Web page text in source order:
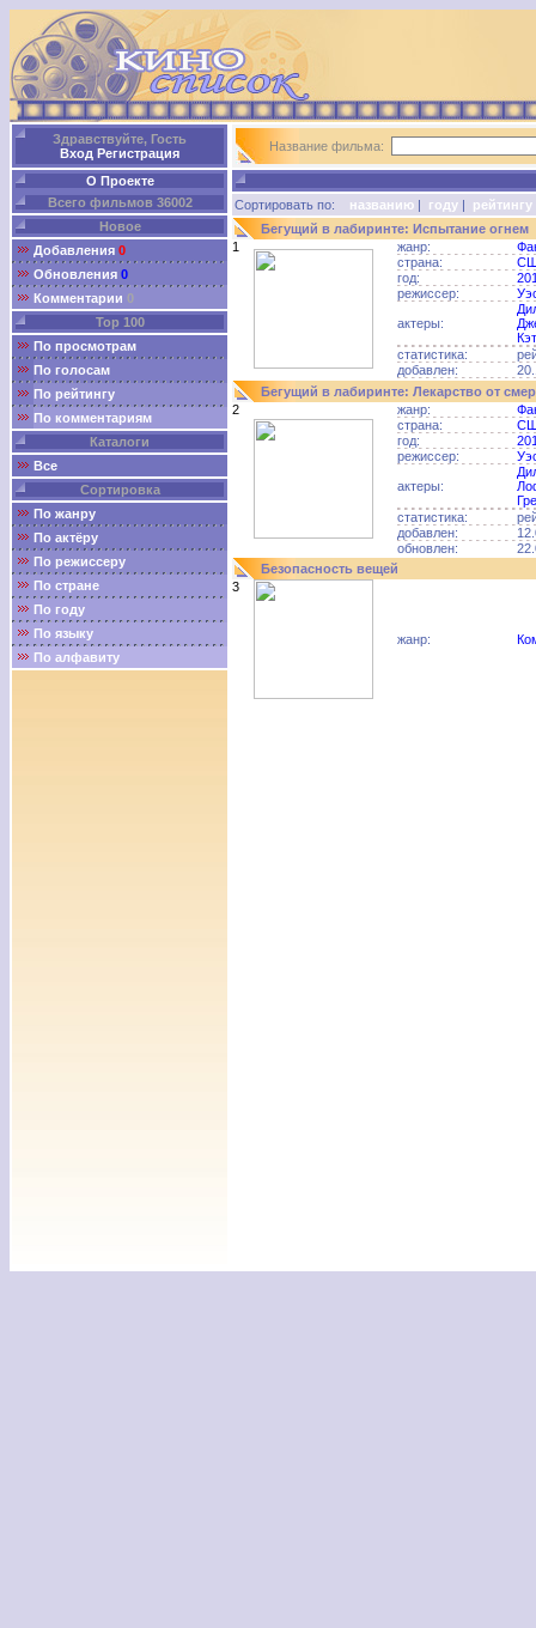
Здравствуйте, Гость
Вход Регистрация
О Проекте
Всего фильмов 36002
Новое
Добавления 0
Обновления 0
Комментарии 0
Top 100
По просмотрам
По голосам
По рейтингу
По комментариям
Каталоги
Все
Сортировка
По жанру
По актёру
По режиссеру
По стране
По году
По языку
По алфавиту
Название фильма:
Сортировать по: названию | году | рейтингу
Бегущий в лабиринте: Испытание огнем
1
жанр:
страна:
год:
режиссер:
актеры:
статистика:
добавлен:
Бегущий в лабиринте: Лекарство от
2
жанр:
страна:
год:
режиссер:
актеры:
статистика:
добавлен:
обновлен:
Безопасность вещей
3
жанр: